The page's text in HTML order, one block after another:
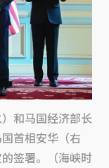
和马国经济部长
首相安华（右
签署。（海峡时